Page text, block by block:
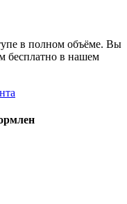
в полном объёме. Вы
бесплатно в нашем